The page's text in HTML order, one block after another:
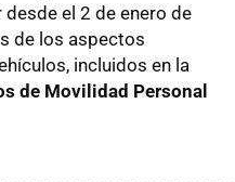
el 2 de enero de
de los aspectos
incluidos en la
de Movilidad Personal